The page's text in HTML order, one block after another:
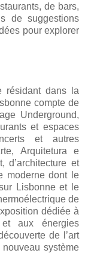
de bars,
de suggestions
pour explorer
résidant dans la
compte de
Underground,
et espaces
et autres
Arquitetura e
d’architecture et
moderne dont le
Lisbonne et le
de
dédiée à
et aux énergies
de l’art
système